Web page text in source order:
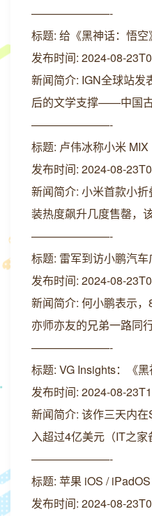
———————-
标题: 给《黑神话：悟
发布时间: 2024-08-
新闻简介: IGN全球站发
后的文学支撑——中国古
———————-
标题: 卢伟冰称小米
发布时间: 2024-08-
新闻简介: 小米首款小
装热度飙升几度售罄，
———————-
标题: 雷军到访小鹏汽
发布时间: 2024-08-
新闻简介: 何小鹏表示
亦师亦友的兄弟一路同
———————-
标题: VG Insights：《
发布时间: 2024-08-
新闻简介: 该作三天内
入超过4亿美元（IT之家
———————-
标题: 苹果 iOS /
发布时间: 2024-08-